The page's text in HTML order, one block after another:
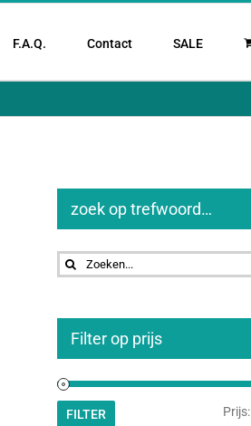
F.A.Q. Contact SALE
zoek op trefwoord…
Zoeken
naar:
Filter op prijs
FILTER Prijs: